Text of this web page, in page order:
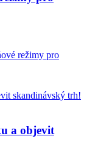
režimy pro
a objevit